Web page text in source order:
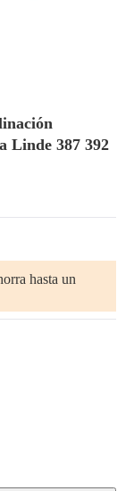
Linde 387 392
hasta un